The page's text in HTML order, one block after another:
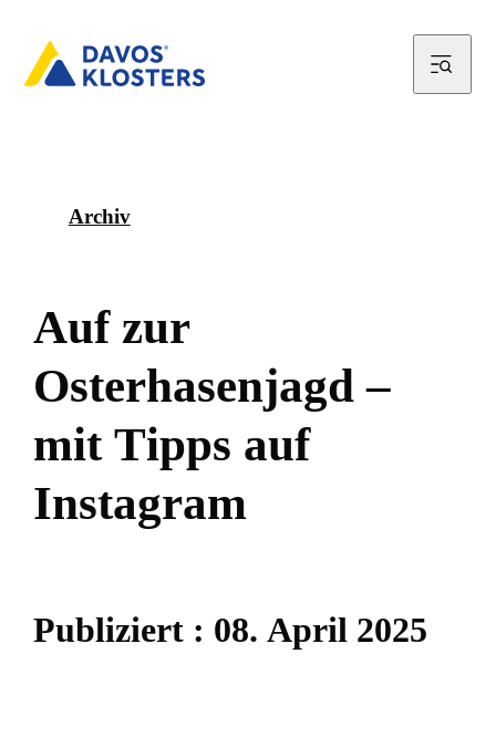
Archiv
Auf zur
Osterhasenjagd –
mit Tipps auf
Instagram
Publiziert : 08. April 2025